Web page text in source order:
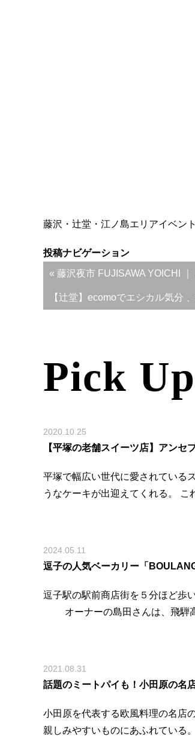
藤沢・辻堂・江ノ島エリアイベント
投稿ナビゲーション
« 藤沢夜市 FUJISAWA YOICHI
【辻堂】ecomoでエシカル気分
Pick Up
2020.10.25
【平塚の老舗スイーツ店】アン
平塚で幅広い世代に愛されている
うなケーキが出迎えてくれる。
2024.05.11
逗子の人気ベーカリー「
逗子駅の駅前商店街を５分ほど歩
オーナーの島田さんは、飛騨
2021.08.31
話題のミートパイも！小田原の名
小田原を代表する欧風料理の名店
親しみやすいものにあふれている